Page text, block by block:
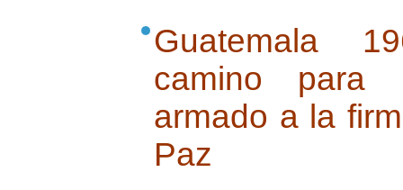
Guatemala
camino para
armado a la
Paz